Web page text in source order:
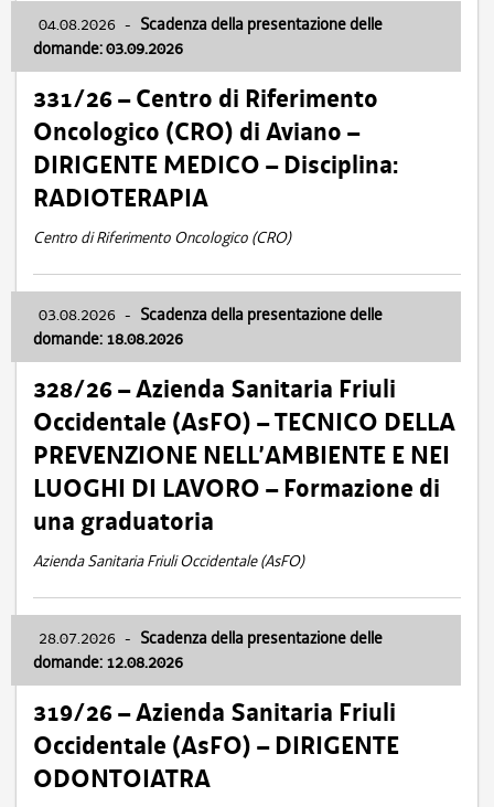
04.08.2026 - Scadenza della presentazione delle
domande: 03.09.2026
331/26 – Centro di Riferimento
Oncologico (CRO) di Aviano –
DIRIGENTE MEDICO – Disciplina:
RADIOTERAPIA
Centro di Riferimento Oncologico (CRO)
03.08.2026 - Scadenza della presentazione delle
domande: 18.08.2026
328/26 – Azienda Sanitaria Friuli
Occidentale (AsFO) – TECNICO DELLA
PREVENZIONE NELL’AMBIENTE E NEI
LUOGHI DI LAVORO – Formazione di
una graduatoria
Azienda Sanitaria Friuli Occidentale (AsFO)
28.07.2026 - Scadenza della presentazione delle
domande: 12.08.2026
319/26 – Azienda Sanitaria Friuli
Occidentale (AsFO) – DIRIGENTE
ODONTOIATRA